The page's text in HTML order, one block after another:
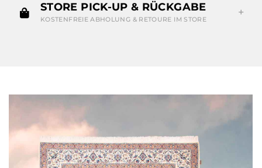
STORE PICK-UP & RÜCKGABE
KOSTENFREIE ABHOLUNG & RETOURE IM STORE